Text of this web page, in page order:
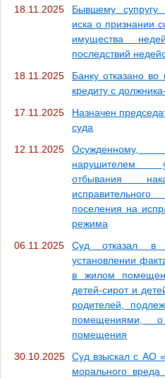
18.11.2025
Бывшему супругу
иска о признании
имущества
последствий
18.11.2025
Банку отказано во
кредиту с
17.11.2025
Назначен
суда
12.11.2025
Осужденному,
нарушителем
отбывания
поселения на
режима
06.11.2025
Суд отказал в
установлении
в жилом
детей-сирот и
родителей,
помещениями, о
помещения
30.10.2025
Суд взыскал с АО
морального